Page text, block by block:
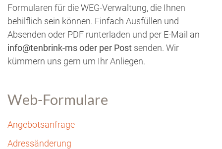
Formularen für die WEG-Verwaltung, die Ihnen
behilflich sein können. Einfach Ausfüllen und
Absenden oder PDF runterladen und per E-Mail an
info@tenbrink-ms oder per Post senden. Wir
kümmern uns gern um Ihr Anliegen.
Web-Formulare
Angebotsanfrage
Adressänderung